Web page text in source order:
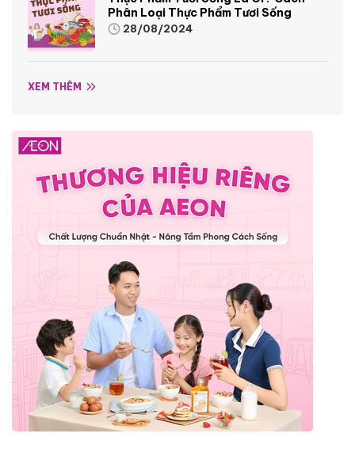
Phân Loại Thực Phẩm Tươi Sống
28/08/2024
XEM THÊM